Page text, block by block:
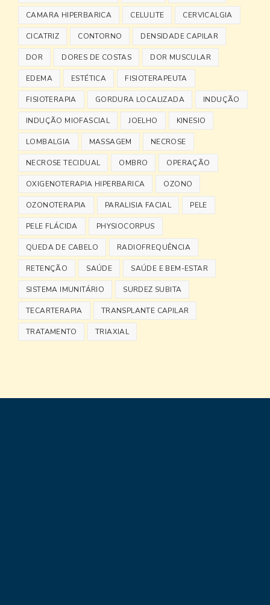
CAMARA HIPERBARICA CELULITE CERVICALGIA
CICATRIZ CONTORNO DENSIDADE CAPILAR
DOR DORES DE COSTAS DOR MUSCULAR
EDEMA ESTÉTICA FISIOTERAPEUTA
FISIOTERAPIA GORDURA LOCALIZADA INDUÇÃO
INDUÇÃO MIOFASCIAL JOELHO KINESIO
LOMBALGIA MASSAGEM NECROSE
NECROSE TECIDUAL OMBRO OPERAÇÃO
OXIGENOTERAPIA HIPERBARICA OZONO
OZONOTERAPIA PARALISIA FACIAL PELE
PELE FLÁCIDA PHYSIOCORPUS
QUEDA DE CABELO RADIOFREQUÊNCIA
RETENÇÃO SAÚDE SAÚDE E BEM-ESTAR
SISTEMA IMUNITÁRIO SURDEZ SUBITA
TECARTERAPIA TRANSPLANTE CAPILAR
TRATAMENTO TRIAXIAL